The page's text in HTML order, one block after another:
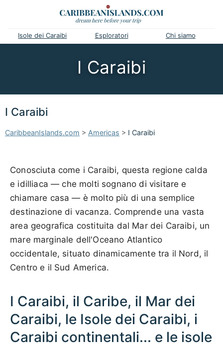
Isole dei Caraibi Esploratori Chi siamo
I Caraibi
I Caraibi
CaribbeanIslands.com > Americas > I Caraibi
Conosciuta come i Caraibi, questa regione calda
e idilliaca — che molti sognano di visitare e
chiamare casa — è molto più di una semplice
destinazione di vacanza. Comprende una vasta
area geografica costituita dal Mar dei Caraibi, un
mare marginale dell'Oceano Atlantico
occidentale, situato dinamicamente tra il Nord, il
Centro e il Sud America.
I Caraibi, il Caribe, il Mar dei
Caraibi, le Isole dei Caraibi, i
Caraibi continentali... e le isole